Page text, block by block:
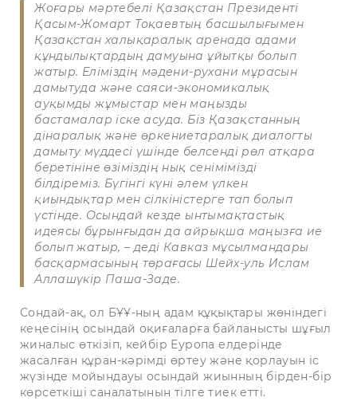
Жоғары мәртебелі Қазақстан Президенті
Қасым-Жомарт Тоқаевтың басшылығымен
Қазақстан халықаралық аренада адами
құндылықтардың дамуына ұйытқы болып
жатыр. Еліміздің мәдени-рухани мұрасын
дамытуда және саяси-экономикалық
ауқымды жұмыстар мен маңызды
бастамалар іске асуда. Біз Қазақстанның
дінаралық және өркениетаралық диалогты
дамыту мүддесі үшінде белсенді рөл атқара
беретініне өзіміздің нық сенімімізді
білдіреміз. Бүгінгі күні әлем үлкен
қиындықтар мен сілкіністерге тап болып
үстінде. Осындай кезде ынтымақтастық
идеясы бұрынғыдан да айрықша маңызға ие
болып жатыр, – деді Кавказ мұсылмандары
басқармасының төрағасы Шейх-уль Ислам
Аллашүкір Паша-Заде.
Сондай-ақ, ол БҰҰ-ның адам құқықтары жөніндегі
кеңесінің осындай оқиғаларға байланысты шұғыл
жиналыс өткізіп, кейбір Еуропа елдерінде
жасалған құран-кәрімді өртеу және қорлауын іс
жүзінде мойындауы осындай жиынның бірден-бір
көрсеткіші саналатынын тілге тиек етті.